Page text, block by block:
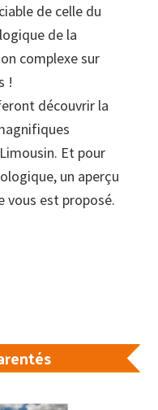
de celle du
de la
complexe sur
!
découvrir la
Et pour
un aperçu
vous est proposé.